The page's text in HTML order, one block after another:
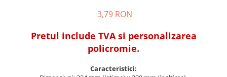
Cutii 33x23x8 cm
3,79 RON
Pretul include TVA si personalizarea
policromie.
Caracteristici: